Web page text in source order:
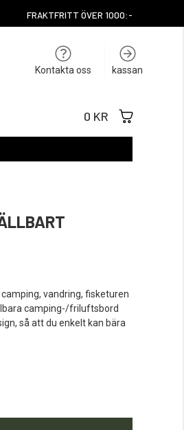
FRAKTFRITT ÖVER 1000:-
Kontakta oss kassan
0 KR
vandring, fisketuren
camping-/friluftsbord
så att du enkelt kan bära